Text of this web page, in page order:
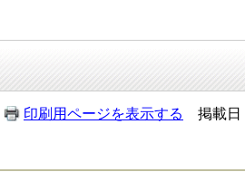
印刷用ページを表示する 掲載日